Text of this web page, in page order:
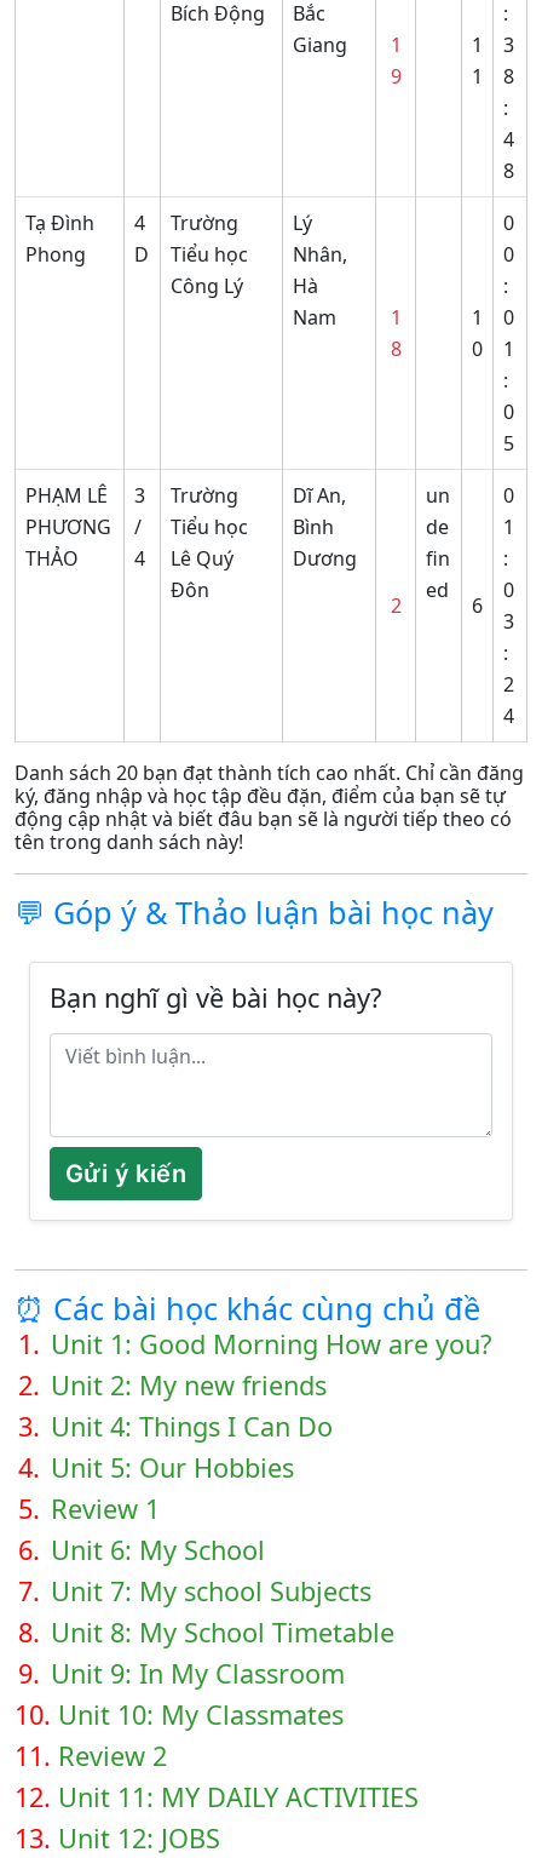
Bích Động
Bắc
Giang
1
9
1
1
:
3
8
:
4
8
Tạ Đình
Phong
4
D
Trường
Tiểu học
Công Lý
Lý
Nhân,
Hà
Nam
1
8
1
0
0
0
:
0
1
:
0
5
PHẠM LÊ
PHƯƠNG
THẢO
3
/
4
Trường
Tiểu học
Lê Quý
Đôn
Dĩ An,
Bình
Dương
2
un
de
fin
ed
6
0
1
:
0
3
:
2
4
Danh sách 20 bạn đạt thành tích cao nhất. Chỉ cần đăng
ký, đăng nhập và học tập đều đặn, điểm của bạn sẽ tự
động cập nhật và biết đâu bạn sẽ là người tiếp theo có
tên trong danh sách này!
💬 Góp ý & Thảo luận bài học này
Bạn nghĩ gì về bài học này?
Gửi ý kiến
⏰ Các bài học khác cùng chủ đề
1. Unit 1: Good Morning How are you?
2. Unit 2: My new friends
3. Unit 4: Things I Can Do
4. Unit 5: Our Hobbies
5. Review 1
6. Unit 6: My School
7. Unit 7: My school Subjects
8. Unit 8: My School Timetable
9. Unit 9: In My Classroom
10. Unit 10: My Classmates
11. Review 2
12. Unit 11: MY DAILY ACTIVITIES
13. Unit 12: JOBS